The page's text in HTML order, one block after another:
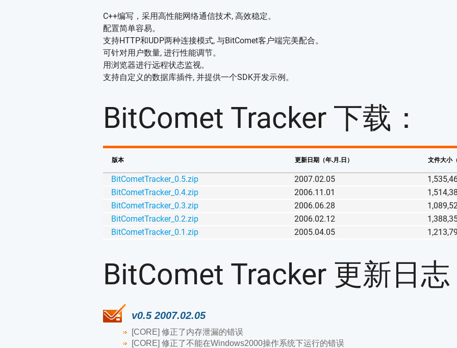
C++编写，采用高性能网络通信技术, 高效稳定。
配置简单容易。
支持HTTP和UDP两种连接模式, 与BitComet客户端完美配合。
可针对用户数量, 进行性能调节。
用浏览器进行远程状态监视。
支持自定义的数据库插件, 并提供一个SDK开发示例。
BitComet Tracker 下载：
版本 更新日期（年.月.日） 文件大小
BitCometTracker_0.5.zip 2007.02.05
BitCometTracker_0.4.zip
2006.11.01
BitCometTracker_0.3.zip
2006.06.28
BitCometTracker_0.2.zip
2006.02.12
BitCometTracker_0.1.zip
2005.04.05
BitComet Tracker 更新日
v0.5 2007.02.05
[CORE] 修正了内存泄漏的错误
[CORE] 修正了不能在Windows2000操作系统下运行的错误